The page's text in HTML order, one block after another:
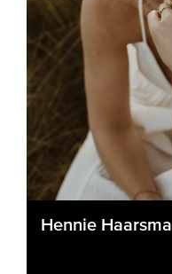
Hennie Haarsma